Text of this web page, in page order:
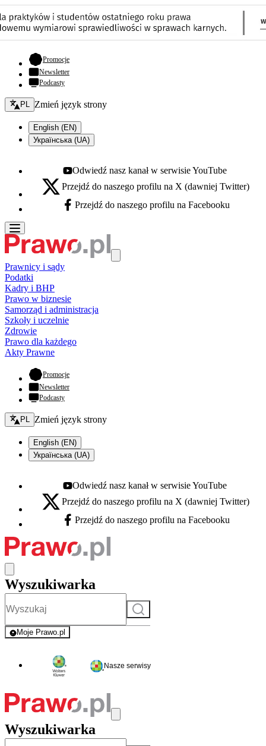
Promocje- otwiera się w nowej karcie
Newsletter
Podcasty
Zmień język - bieżący:
PL Zmień język strony
English (EN)
Українська (UA)
Youtube - otwiera się w nowej karcie
Odwiedź nasz kanał w serwisie YouTube
X - otwiera się w nowej karcie
Przejdź do naszego profilu na X (dawniej Twitter)
Facebook - otwiera się w nowej karcie
Przejdź do naszego profilu na Facebooku
Prawnicy i sądy
Podatki
Kadry i BHP
Prawo w biznesie
Samorząd i administracja
Szkoły i uczelnie
Zdrowie
Prawo dla każdego
Akty Prawne
Promocje- otwiera się w nowej karcie
Newsletter
Podcasty
Zmień język - bieżący:
PL Zmień język strony
English (EN)
Українська (UA)
Youtube - otwiera się w nowej karcie
Odwiedź nasz kanał w serwisie YouTube
X - otwiera się w nowej karcie
Przejdź do naszego profilu na X (dawniej Twitter)
Facebook - otwiera się w nowej karcie
Przejdź do naszego profilu na Facebooku
Wyszukiwarka
Szukaj
Moje Prawo.pl
- rejestracja i logowanie do serwisu
Nasze serwisy
Wyszukiwarka